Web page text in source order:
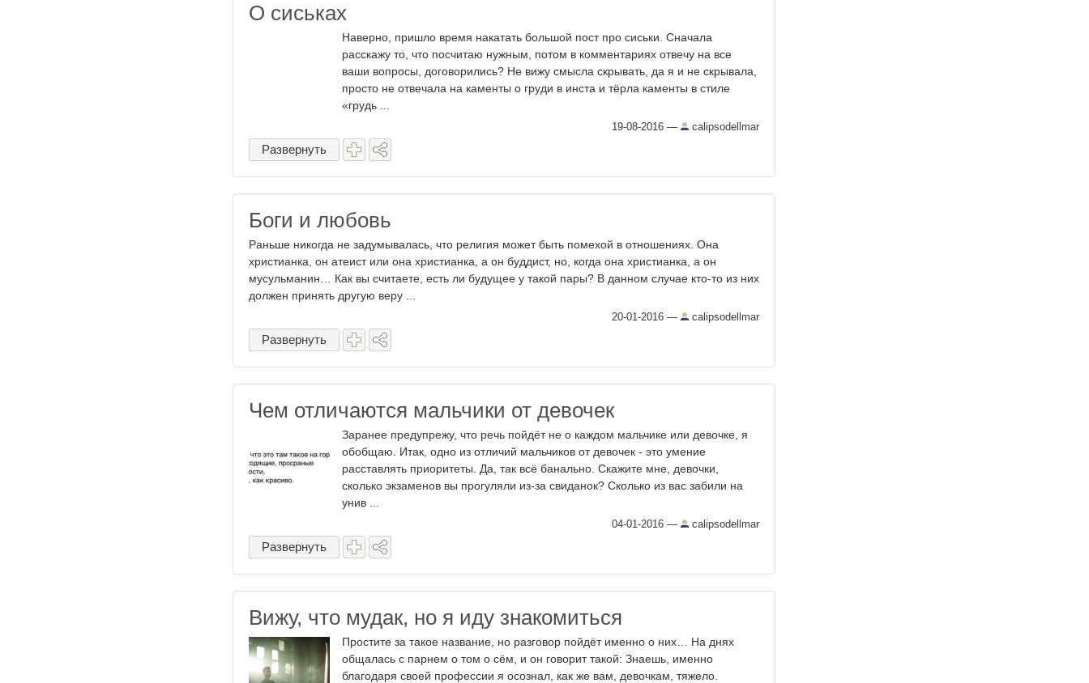
О сиськах
Наверно, пришло время накатать большой пост про сиськи. Сначала
расскажу то, что посчитаю нужным, потом в комментариях отвечу на все
ваши вопросы, договорились? Не вижу смысла скрывать, да я и не скрывала,
просто не отвечала на каменты о груди в инста и тёрла каменты в стиле
«грудь ...
19-08-2016 — calipsodellmar
Развернуть
Боги и любовь
Раньше никогда не задумывалась, что религия может быть помехой в отношениях. Она
христианка, он атеист или она христианка, а он буддист, но, когда она христианка, а он
мусульманин… Как вы считаете, есть ли будущее у такой пары? В данном случае кто-то из них
должен принять другую веру ...
20-01-2016 — calipsodellmar
Развернуть
Чем отличаются мальчики от девочек
Заранее предупрежу, что речь пойдёт не о каждом мальчике или девочке, я
обобщаю. Итак, одно из отличий мальчиков от девочек - это умение
расставлять приоритеты. Да, так всё банально. Скажите мне, девочки,
сколько экзаменов вы прогуляли из-за свиданок? Сколько из вас забили на
унив ...
04-01-2016 — calipsodellmar
Развернуть
Вижу, что мудак, но я иду знакомиться
Простите за такое название, но разговор пойдёт именно о них… На днях
общалась с парнем о том о сём, и он говорит такой: Знаешь, именно
благодаря своей профессии я осознал, как же вам, девочкам, тяжело.